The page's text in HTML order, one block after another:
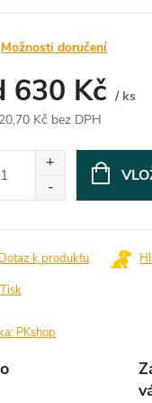
Možnosti doručení
630 Kč / ks
Kč bez DPH
Tisk
k produktu
PKshop